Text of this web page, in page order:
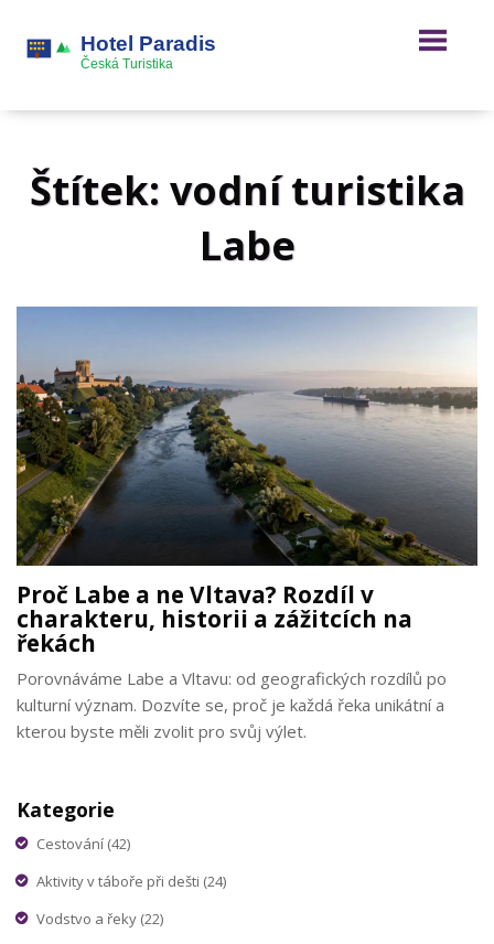
Štítek: vodní turistika
Labe
Proč Labe a ne Vltava? Rozdíl v
charakteru, historii a zážitcích na
řekách
Porovnáváme Labe a Vltavu: od geografických rozdílů po
kulturní význam. Dozvíte se, proč je každá řeka unikátní a
kterou byste měli zvolit pro svůj výlet.
Kategorie
Cestování (42)
Aktivity v táboře při dešti (24)
Vodstvo a řeky (22)